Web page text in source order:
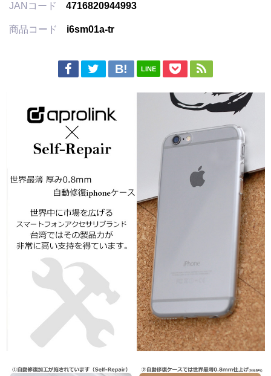
JANコード 4716820944993
商品コード i6sm01a-tr
LINE